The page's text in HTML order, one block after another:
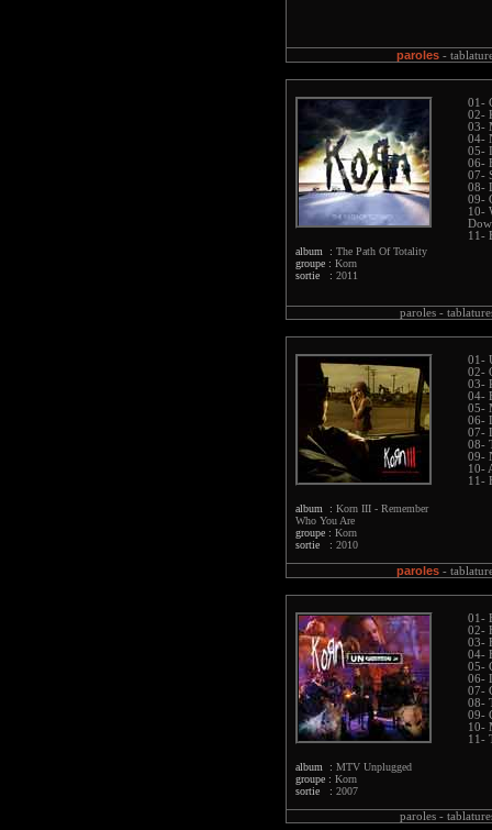
paroles-
album : The Path Of Totality
groupe : Korn
sortie : 2011
01-
02-
03-
04-
05-
06-
07-
08-
09-
10-
11-
paroles -
album : Korn III - Remember
Who You Are
groupe : Korn
sortie : 2010
01-
02-
03-
04-
05-
06-
07-
08-
09-
10-
11-
paroles-
album : MTV Unplugged
groupe : Korn
sortie : 2007
01-
02-
03-
04-
05-
06-
07-
08-
09-
10-
11-
paroles -